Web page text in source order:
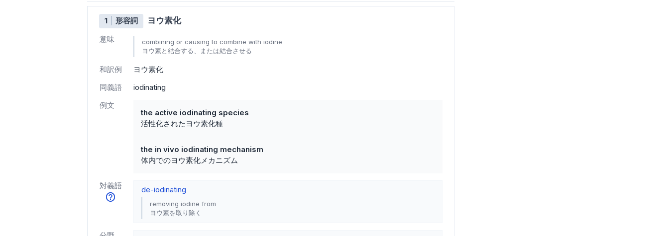
1 形容詞 ヨウ素化
意味
combining or causing to combine with iodine
ヨウ素と結合する、または結合させる
和訳例
ヨウ素化
同義語
iodinating
例文
the active iodinating species
活性化されたヨウ素化種
the in vivo iodinating mechanism
体内でのヨウ素化メカニズム
対義語 de-iodinating
removing iodine from
ヨウ素を取り除く